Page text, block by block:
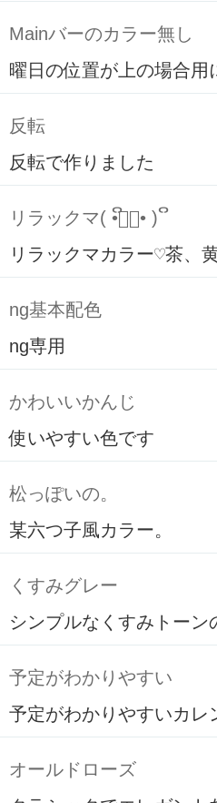
Mainバーのカラー無し
曜日の位置が上の場合用
反転
反転で作りました
リラックマ( ິ•ᆺ⃘• )ິ
リラックマカラー♡茶、
ng基本配色
ng専用
かわいいかんじ
使いやすい色です
松っぽいの。
某六つ子風カラー。
くすみグレー
シンプルなくすみトーン
予定がわかりやすい
予定がわかりやすいカレ
オールドローズ